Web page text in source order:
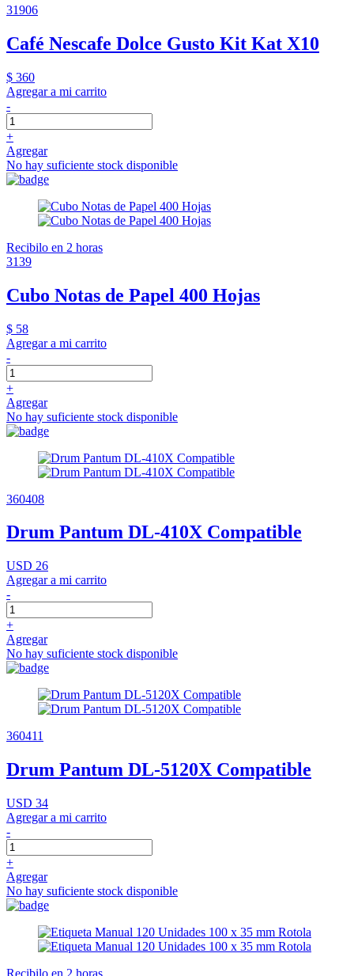
31906
Café Nescafe Dolce Gusto Kit Kat X10
$ 360
Agregar a mi carrito
-
+
Agregar
No hay suficiente stock disponible
Recibilo en 2 horas
3139
Cubo Notas de Papel 400 Hojas
$ 58
Agregar a mi carrito
-
+
Agregar
No hay suficiente stock disponible
360408
Drum Pantum DL-410X Compatible
USD 26
Agregar a mi carrito
-
+
Agregar
No hay suficiente stock disponible
360411
Drum Pantum DL-5120X Compatible
USD 34
Agregar a mi carrito
-
+
Agregar
No hay suficiente stock disponible